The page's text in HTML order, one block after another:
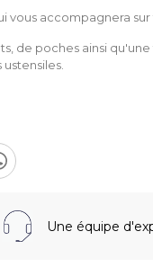
vous accompagnera
de poches ainsi
Une équipe